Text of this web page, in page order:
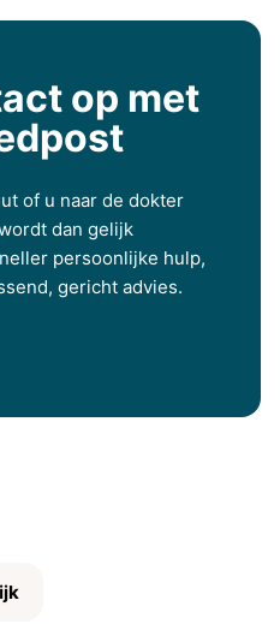
op met
of u naar de dokter
dan gelijk
persoonlijke hulp,
gericht advies.